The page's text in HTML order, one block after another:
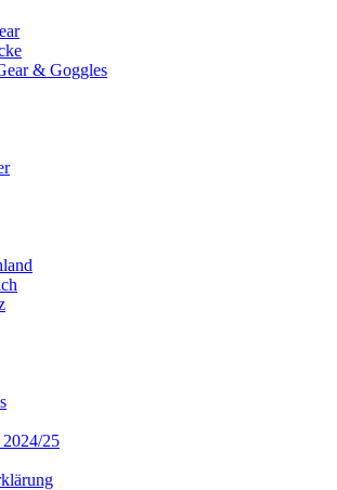
& Goggles
25